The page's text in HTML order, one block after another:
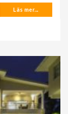
Läs mer...